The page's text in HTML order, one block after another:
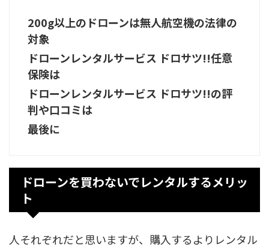
200g以上のドローンは無人航空機の法律の
対象
ドローンレンタルサービス ドロサツ!!任意
保険は
ドローンレンタルサービス ドロサツ!!の評
判や口コミは
最後に
ドローンを買わないでレンタルするメリッ
ト
人それぞれだと思いますが、購入するよりレンタル